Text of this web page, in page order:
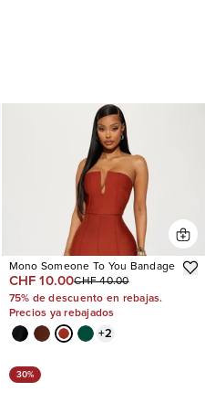
Mono Someone To You Bandage
CHF 10.00CHF 40.00
75% de descuento en rebajas.
Precios ya rebajados
+2
30%